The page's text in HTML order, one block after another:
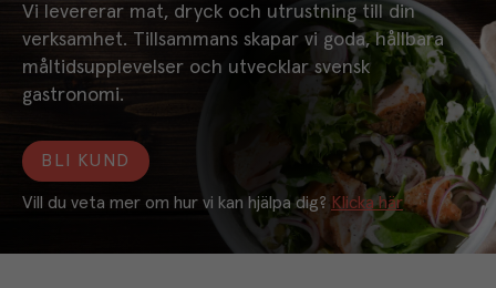
Vi levererar mat, dryck och utrustning till din
verksamhet. Tillsammans skapar vi goda, hållbara
måltidsupplevelser och utvecklar svensk
gastronomi.
BLI KUND
Vill du veta mer om hur vi kan hjälpa dig? Klicka här